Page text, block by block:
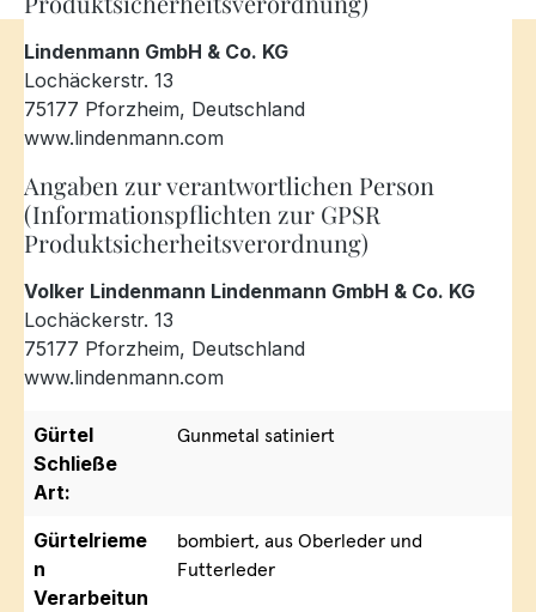
Lindenmann GmbH & Co. KG
Lochäckerstr. 13
75177 Pforzheim, Deutschland
www.lindenmann.com
Angaben zur verantwortlichen Person
(Informationspflichten zur GPSR
Produktsicherheitsverordnung)
Volker Lindenmann Lindenmann GmbH & Co. KG
Lochäckerstr. 13
75177 Pforzheim, Deutschland
www.lindenmann.com
Gürtel
Schließe
Art:
Gunmetal satiniert
Gürtelrieme
n
Verarbeitun
bombiert, aus Oberleder und
Futterleder